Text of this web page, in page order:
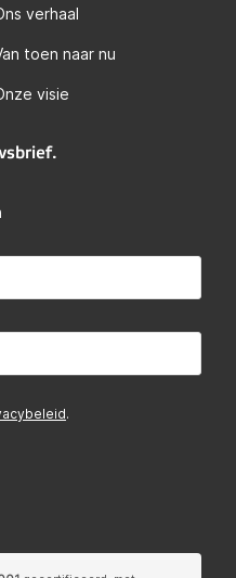
verhaal
toen naar nu
visie
.